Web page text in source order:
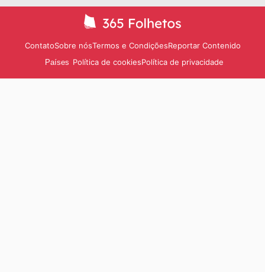
ContatoSobre nósTermos e CondiçõesReportar Contenido
Países Política de cookiesPolítica de privacidade